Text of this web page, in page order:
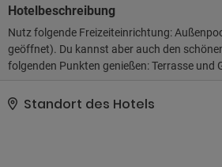
Hotelbeschreibung
Nutz folgende Freizeiteinrichtung:
geöffnet). Du kannst aber auch den
folgenden Punkten genießen: Terrasse und
Service.. Zum Angebot gehören ein
Standort des Hotels